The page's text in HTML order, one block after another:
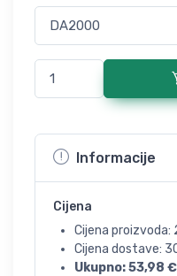
Informacije
Cijena
Cijena proizvoda:
Cijena dostave:
Ukupno:53,98 €